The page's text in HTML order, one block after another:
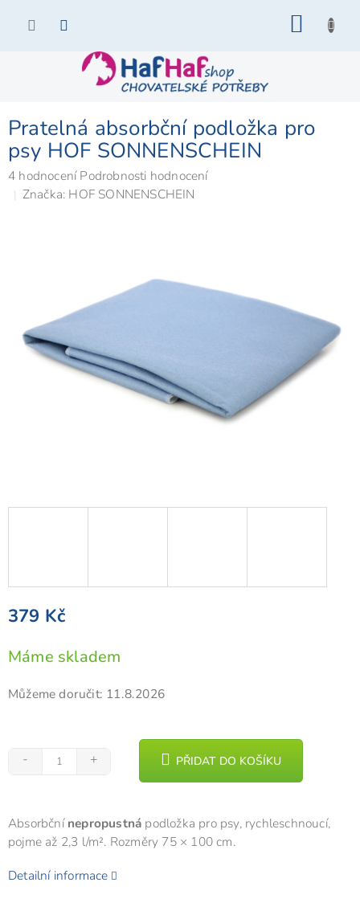
Pratelná absorbční podložka pro
psy HOF SONNENSCHEIN
Průměrné
hodnocení
4 hodnocení Podrobnosti hodnocení
Značka: HOF SONNENSCHEIN
379 Kč
Měrná
cena:
Máme skladem
Můžeme doručit: 11.8.2026
PŘIDAT DO KOŠÍKU
Absorbčnínepropustná podložka pro psy, rychleschnoucí,
pojme až 2,3 l/m². Rozměry 75 × 100 cm.
Detailní informace